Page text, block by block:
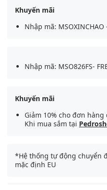
Khuyến mãi
Nhập mã:
Nhập mã: MSO826FS-
Khuyến mãi
Giảm 10% cho đơn hàng
Khi mua sắm tại
*Hệ thống tự động chuyển
mặc định EU